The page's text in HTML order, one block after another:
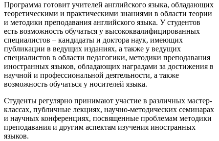
Программа готовит учителей английского языка, обладающих
теоретическими и практическими знаниями в области теории
и методики преподавания английского языка. У студентов
есть возможность обучаться у высококвалифицированных
специалистов – кандидаты и доктора наук, имеющих
публикации в ведущих изданиях, а также у ведущих
специалистов в области педагогики, методики преподавания
иностранных языков, обладающих наградами за достижения в
научной и профессиональной деятельности, а также
возможность обучаться у носителей языка.
Студенты регулярно принимают участие в различных мастер-
классах, публичные лекциях, научно-методических семинарах
и научных конференциях, посвященные проблемам методики
преподавания и другим аспектам изучения иностранных
языков.